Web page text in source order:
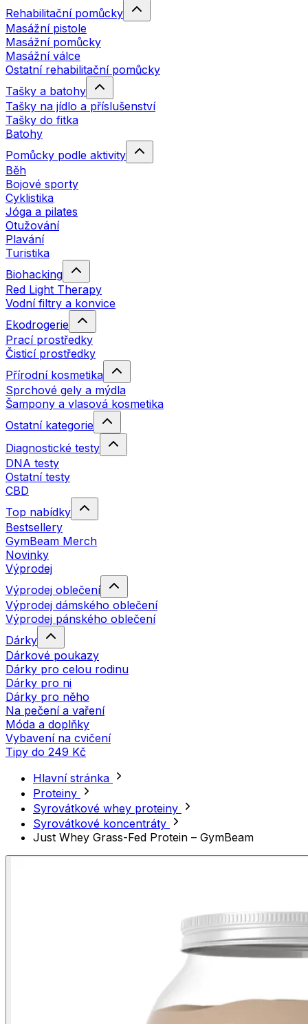
Rehabilitační pomůcky
Masážní pistole
Masážní pomůcky
Masážní válce
Ostatní rehabilitační pomůcky
Tašky a batohy
Tašky na jídlo a příslušenství
Tašky do fitka
Batohy
Pomůcky podle aktivity
Běh
Bojové sporty
Cyklistika
Jóga a pilates
Otužování
Plavání
Turistika
Biohacking
Red Light Therapy
Vodní filtry a konvice
Ekodrogerie
Prací prostředky
Čisticí prostředky
Přírodní kosmetika
Sprchové gely a mýdla
Šampony a vlasová kosmetika
Ostatní kategorie
Diagnostické testy
DNA testy
Ostatní testy
CBD
Top nabídky
Bestsellery
GymBeam Merch
Novinky
Výprodej
Výprodej oblečení
Výprodej dámského oblečení
Výprodej pánského oblečení
Dárky
Dárkové poukazy
Dárky pro celou rodinu
Dárky pro ni
Dárky pro něho
Na pečení a vaření
Móda a doplňky
Vybavení na cvičení
Tipy do 249 Kč
Hlavní stránka
Proteiny
Syrovátkové whey proteiny
Syrovátkové koncentráty
Just Whey Grass-Fed Protein – GymBeam